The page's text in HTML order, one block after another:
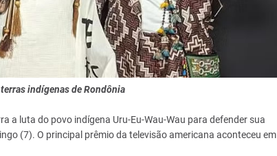
indígenas de Rondônia
a luta do povo indígena Uru-Eu-Wau-Wau para defender sua
(7). O principal prêmio da televisão americana aconteceu em